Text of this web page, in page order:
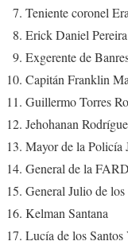
Teniente coronel
Erick Daniel Pereira
Exgerente de
Capitán Franklin
Guillermo Torres
Jehohanan
Mayor de la Policía
General de la
General Julio de
Kelman Santana
Lucía de los